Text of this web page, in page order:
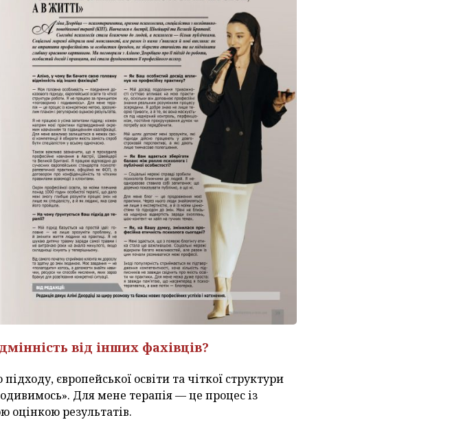
від інших фахівців?
європейської освіти та чіткої структури
Для мене терапія — це процес із
оцінкою результатів.